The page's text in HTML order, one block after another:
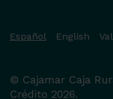
Español English
© Cajamar Caja
Crédito 2026.